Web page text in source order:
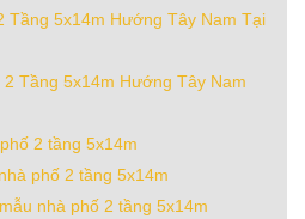
Tầng 5x14m Hướng Tây Nam Tại
Tầng 5x14m Hướng Tây Nam
2 tầng 5x14m
phố 2 tầng 5x14m
nhà phố 2 tầng 5x14m